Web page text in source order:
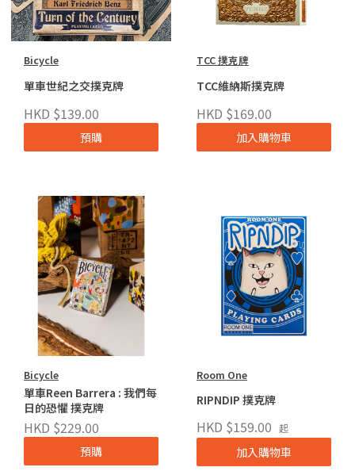
Bicycle
單車世紀之交撲克牌
HKD $139.00
預購
TCC 撲克牌
TCC維納斯撲克牌
HKD $169.00
加入購物車
Bicycle
單車Reen Barrera : 我們每
日的恐懼 撲克牌
HKD $229.00
預購
Room One
RIPNDIP 撲克牌
HKD $159.00 起
加入購物車